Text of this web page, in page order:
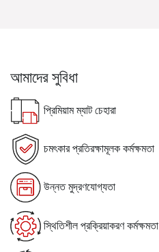
আমাদের সুবিধা
প্রিমিয়াম ম্যাট চেহারা
চমৎকার প্রতিরক্ষামূলক কর্মক্ষমতা
উন্নত মুদ্রণযোগ্যতা
স্থিতিশীল প্রক্রিয়াকরণ কর্মক্ষমতা